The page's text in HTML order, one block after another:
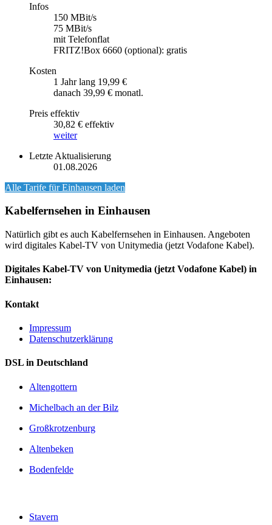
Infos
150 MBit/s
75 MBit/s
mit Telefonflat
FRITZ!Box 6660 (optional): gratis
Kosten
1 Jahr lang 19,99 €
danach 39,99 € monatl.
Preis effektiv
30,82 € effektiv
weiter
Letzte Aktualisierung
01.08.2026
Alle Tarife fürEinhausen laden
Kabelfernsehen in Einhausen
Natürlich gibt es auch Kabelfernsehen in Einhausen. Angeboten
wird digitales Kabel-TV von Unitymedia (jetzt Vodafone Kabel).
Digitales Kabel-TV von Unitymedia (jetzt Vodafone Kabel) in
Einhausen:
Kontakt
Impressum
Datenschutzerklärung
DSL in Deutschland
Altengottern
Michelbach an der Bilz
Großkrotzenburg
Altenbeken
Bodenfelde
Stavern